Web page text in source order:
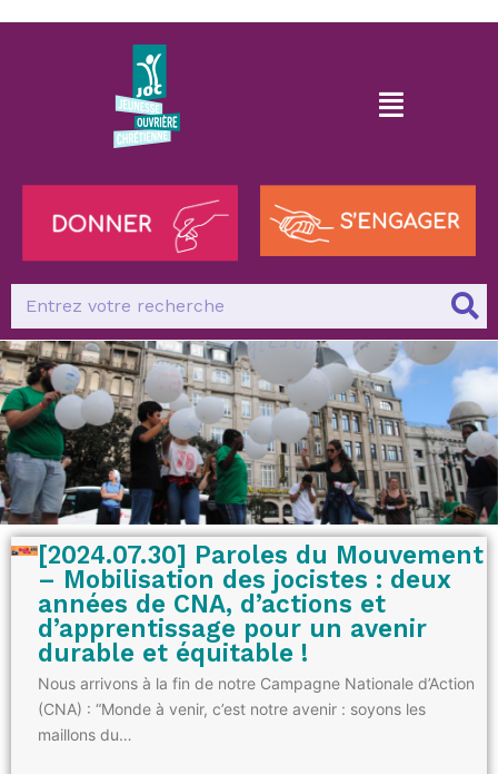
[2024.07.30] Paroles du Mouvement
– Mobilisation des jocistes : deux
années de CNA, d’actions et
d’apprentissage pour un avenir
durable et équitable !
Nous arrivons à la fin de notre Campagne Nationale d’Action
(CNA) : “Monde à venir, c’est notre avenir : soyons les
maillons du…